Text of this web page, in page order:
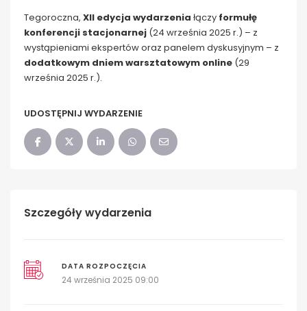
Tegoroczna, XII edycja wydarzenia łączy formułę
konferencji stacjonarnej (24 września 2025 r.) – z
wystąpieniami ekspertów oraz panelem dyskusyjnym – z
dodatkowym dniem warsztatowym online (29
września 2025 r.).
UDOSTĘPNIJ WYDARZENIE
Szczegóły wydarzenia
DATA ROZPOCZĘCIA
24 września 2025 09:00